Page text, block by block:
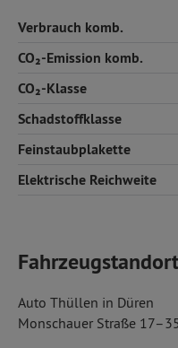
Verbrauch komb.
CO₂-Emission komb.
CO₂-Klasse
Schadstoffklasse
Feinstaubplakette
Elektrische Reichweite
Fahrzeugstandort
Auto Thüllen in Düren
Monschauer Straße